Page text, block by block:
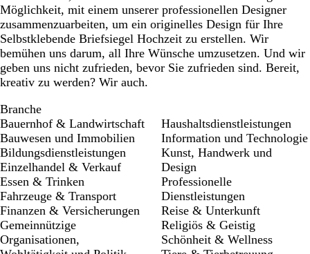
Möglichkeit, mit einem unserer professionellen Designer
zusammenzuarbeiten, um ein originelles Design für Ihre
Selbstklebende Briefsiegel Hochzeit zu erstellen. Wir
bemühen uns darum, all Ihre Wünsche umzusetzen. Und wir
geben uns nicht zufrieden, bevor Sie zufrieden sind. Bereit,
kreativ zu werden? Wir auch.
Branche
Bauernhof & Landwirtschaft
Bauwesen und Immobilien
Bildungsdienstleistungen
Einzelhandel & Verkauf
Essen & Trinken
Fahrzeuge & Transport
Finanzen & Versicherungen
Gemeinnützige
Organisationen,
Haushaltsdienstleistungen
Information und Technologie
Kunst, Handwerk und
Design
Professionelle
Dienstleistungen
Reise & Unterkunft
Religiös & Geistig
Schönheit & Wellness